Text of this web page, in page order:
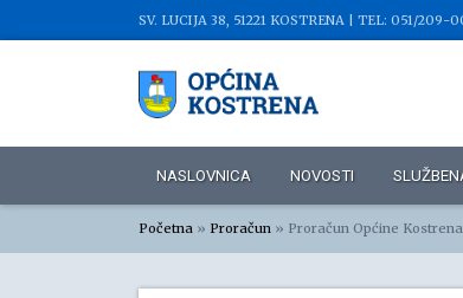
SV. LUCIJA 38, 51221 KOSTRENA | TEL: 051/209-
NASLOVNICA NOVOSTI
Početna » Proračun » Proračun Općine Kostrena